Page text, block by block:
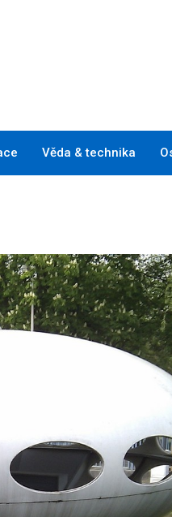
Věda & technika